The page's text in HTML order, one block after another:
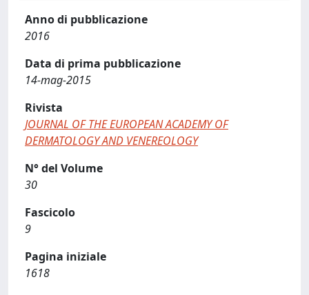
Anno di pubblicazione
2016
Data di prima pubblicazione
14-mag-2015
Rivista
JOURNAL OF THE EUROPEAN ACADEMY OF
DERMATOLOGY AND VENEREOLOGY
N° del Volume
30
Fascicolo
9
Pagina iniziale
1618